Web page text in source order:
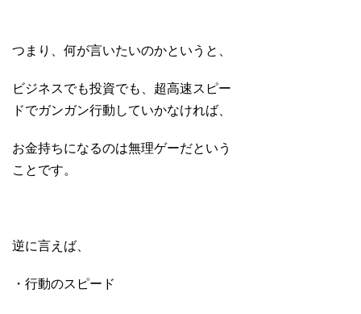
つまり、何が言いたいのかというと、
ビジネスでも投資でも、超高速スピー
ドでガンガン行動していかなければ、
お金持ちになるのは無理ゲーだという
ことです。
逆に言えば、
・行動のスピード